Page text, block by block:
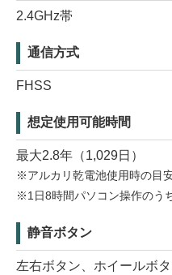
2.4GHz帯
通信方式
FHSS
想定使用可能時間
最大2.8年（1,029日）
※アルカリ乾電池使用時の目安
※1日8時間パソコン操作のう
静音ボタン
左右ボタン、ホイールボ